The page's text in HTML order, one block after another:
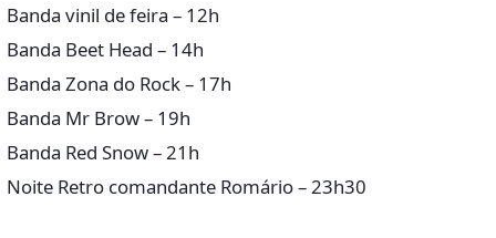
Banda vinil de feira – 12h
Banda Beet Head – 14h
Banda Zona do Rock – 17h
Banda Mr Brow – 19h
Banda Red Snow – 21h
Noite Retro comandante Romário – 23h30